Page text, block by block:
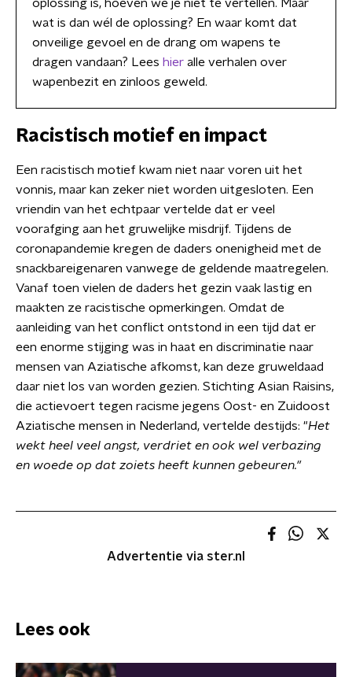
oplossing is, hoeven we je niet te vertellen. Maar
wat is dan wél de oplossing? En waar komt dat
onveilige gevoel en de drang om wapens te
dragen vandaan? Lees hier alle verhalen over
wapenbezit en zinloos geweld.
Racistisch motief en impact
Een racistisch motief kwam niet naar voren uit het
vonnis, maar kan zeker niet worden uitgesloten. Een
vriendin van het echtpaar vertelde dat er veel
voorafging aan het gruwelijke misdrijf. Tijdens de
coronapandemie kregen de daders onenigheid met de
snackbareigenaren vanwege de geldende maatregelen.
Vanaf toen vielen de daders het gezin vaak lastig en
maakten ze racistische opmerkingen. Omdat de
aanleiding van het conflict ontstond in een tijd dat er
een enorme stijging was in haat en discriminatie naar
mensen van Aziatische afkomst, kan deze gruweldaad
daar niet los van worden gezien. Stichting Asian Raisins,
die actievoert tegen racisme jegens Oost- en Zuidoost
Aziatische mensen in Nederland, vertelde destijds: "Het
wekt heel veel angst, verdriet en ook wel verbazing
en woede op dat zoiets heeft kunnen gebeuren."
Advertentie via ster.nl
Lees ook